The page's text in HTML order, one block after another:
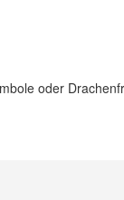
oder